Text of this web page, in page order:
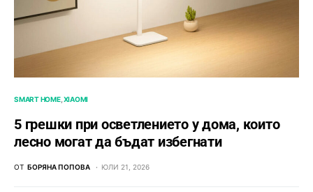
SMART HOME XIAOMI
5 грешки при осветлението у дома, които
лесно могат да бъдат избегнати
ОТ БОРЯНА ПОПОВА ЮЛИ 21, 2026